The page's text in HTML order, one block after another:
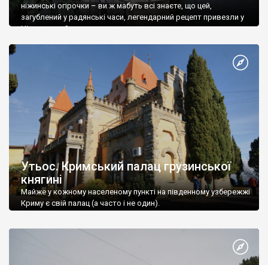
ніжинські огірочки – ви ж мабуть всі знаєте, що цей,
загублений у радянські часи, легендарний рецепт привезли у
Ніжин греки?
Утьос. Кримський палац грузинської
княгині
Майже у кожному населеному пункті на південному узбережжі
Криму є свій палац (а часто і не один).